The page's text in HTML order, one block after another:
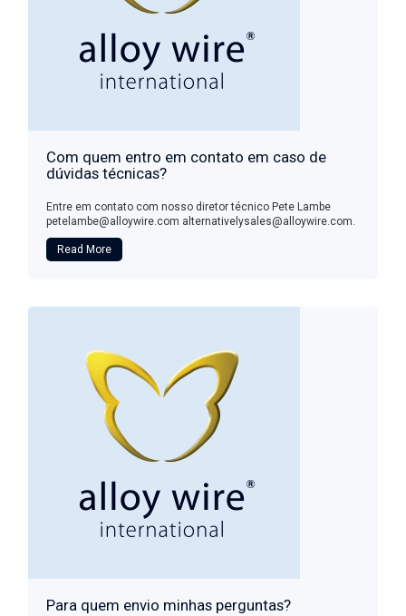
Com quem entro em contato em caso de
dúvidas técnicas?
Entre em contato com nosso diretor técnico Pete Lambe
petelambe@alloywire.com alternativelysales@alloywire.com.
Read More
Para quem envio minhas perguntas?